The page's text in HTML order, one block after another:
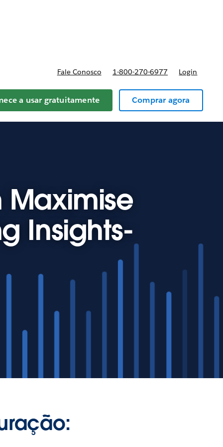
Fale Conosco 1-800-270-6977 Login
a usar gratuitamente Comprar agora
Maximise
Insights-